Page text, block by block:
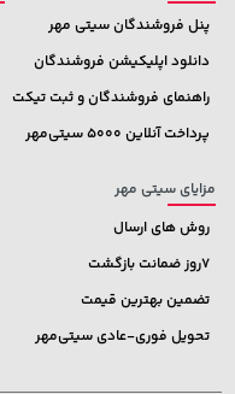
پنل فروشندگان سیتی مهر
دانلود اپلیکیشن فروشندگان
راهنمای فروشندگان و ثبت تیکت
پرداخت آنلاین 5000 سیتی‌مهر
مزایای سیتی مهر
روش های ارسال
7روز ضمانت بازگشت
تضمین بهترین قیمت
تحویل فوری-عادی سیتی‌مهر